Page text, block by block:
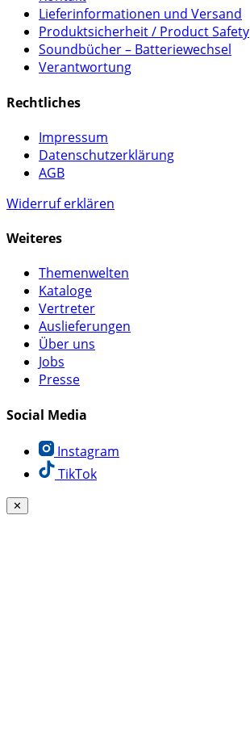
Lieferinformationen und Versand
Produktsicherheit / Product Safety
Soundbücher – Batteriewechsel
Verantwortung
Rechtliches
Impressum
Datenschutzerklärung
AGB
Widerruf erklären
Weiteres
Themenwelten
Kataloge
Vertreter
Auslieferungen
Über uns
Jobs
Presse
Social Media
Instagram
TikTok
✕